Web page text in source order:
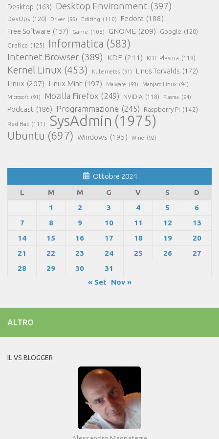
Desktop (163) Desktop Environment (397)
DevOps (120) Driver (95) Editing (110) Fedora (188)
Free Software (157) Game (108) GNOME (209) Google (120)
Grafica (125) Informatica (583)
Internet Browser (389) KDE (211) KDE Plasma (118)
Kernel Linux (453) Kubernetes (91) Linus Torvalds (172)
Linux (207) Linux Mint (197) Malware (93) Manjaro Linux (94)
Microsoft (91) Mozilla Firefox (249) NVIDIA (118) Plasma (94)
Podcast (186) Programmazione (245) Raspberry Pi (142)
Red Hat (111) SysAdmin (1975)
Ubuntu (697) Windows (195) Wine (92)
Ottobre 2024
L
M M G V S
D
1
2 3 4 5
6
7
8 9 10 11 12
13
14
15 16 17 18 19
20
21
22 23 24 25 26
27
28
29 30
31
« Set
Nov »
ALTRO
IL VS BLOGGER